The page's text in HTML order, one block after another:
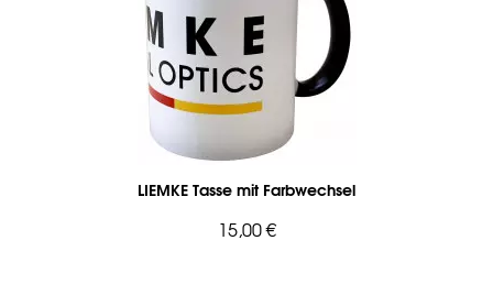
LIEMKE Tasse mit Farbwechsel
15,00 €